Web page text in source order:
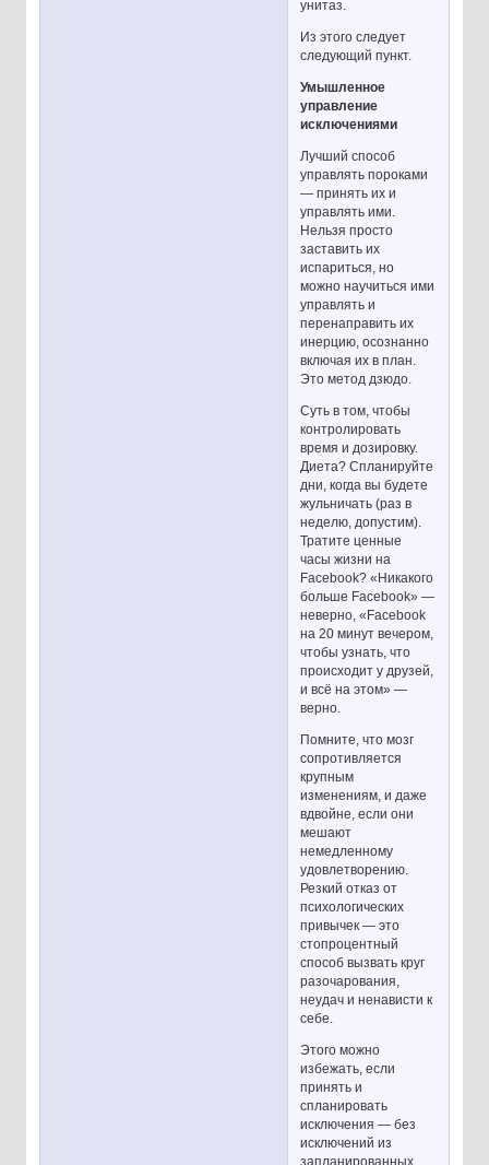
унитаз.
Из этого следует
следующий пункт.
Умышленное
управление
исключениями
Лучший способ
управлять пороками
— принять их и
управлять ими.
Нельзя просто
заставить их
испариться, но
можно научиться ими
управлять и
перенаправить их
инерцию, осознанно
включая их в план.
Это метод дзюдо.
Суть в том, чтобы
контролировать
время и дозировку.
Диета? Спланируйте
дни, когда вы будете
жульничать (раз в
неделю, допустим).
Тратите ценные
часы жизни на
Facebook? «Никакого
больше Facebook» —
неверно, «Facebook
на 20 минут вечером,
чтобы узнать, что
происходит у друзей,
и всё на этом» —
верно.
Помните, что мозг
сопротивляется
крупным
изменениям, и даже
вдвойне, если они
мешают
немедленному
удовлетворению.
Резкий отказ от
психологических
привычек — это
стопроцентный
способ вызвать круг
разочарования,
неудач и ненависти к
себе.
Этого можно
избежать, если
принять и
спланировать
исключения — без
исключений из
запланированных